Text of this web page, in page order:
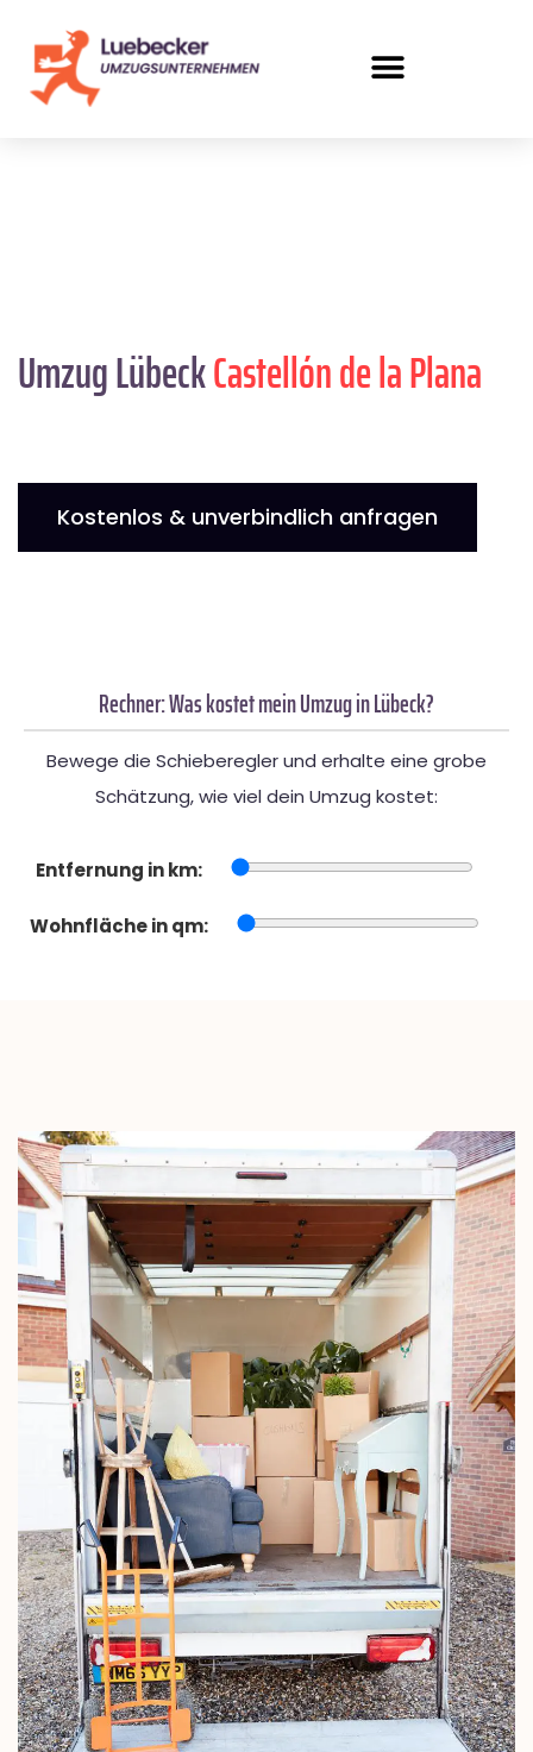
Umzug LübeckCastellón de la Plana
Kostenlos & unverbindlich anfragen
Rechner: Was kostet mein Umzug in Lübeck?
Bewege die Schieberegler und erhalte eine grobe
Schätzung, wie viel dein Umzug kostet:
Entfernung in km:
Wohnfläche in qm: